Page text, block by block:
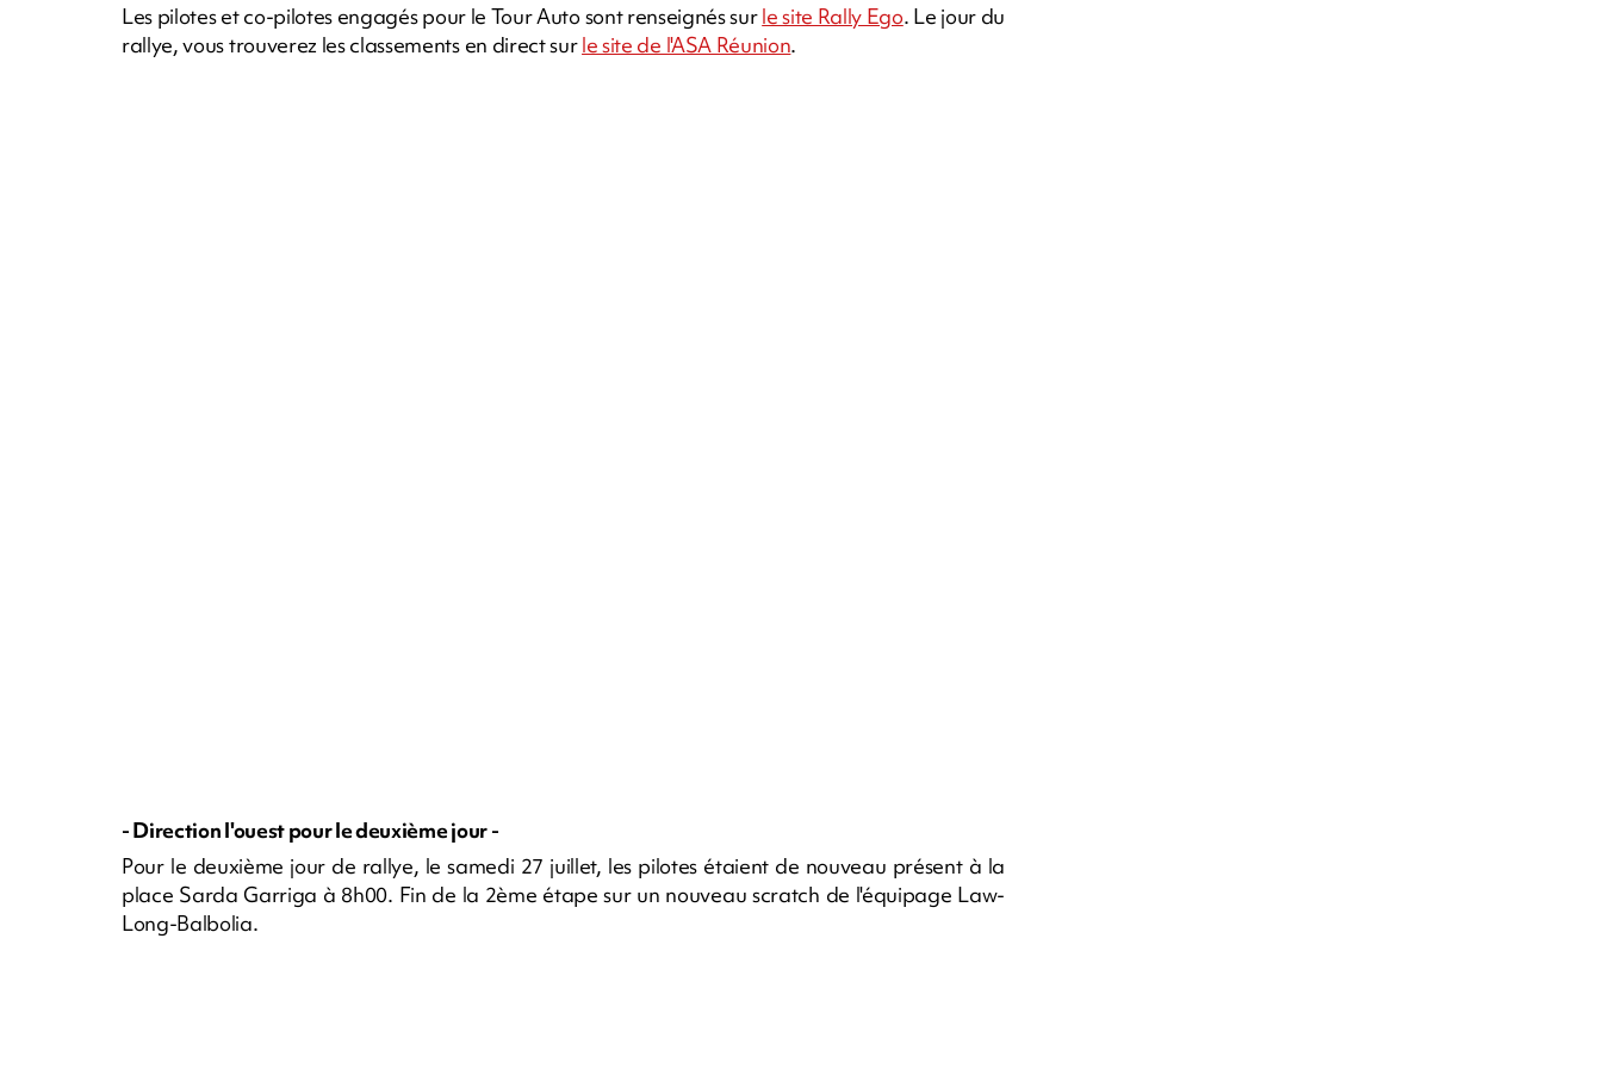
Les pilotes et co-pilotes engagés pour le Tour Auto sont renseignés surle site Rally Ego. Le jour du
rallye, vous trouverez les classements en direct surle site de l'ASA Réunion.
- Direction l'ouest pour le deuxième jour -
Pour le deuxième jour de rallye, le samedi 27 juillet, les pilotes étaient de nouveau présent à la
place Sarda Garriga à 8h00. Fin de la 2ème étape sur un nouveau scratch de l'équipage Law-
Long-Balbolia.